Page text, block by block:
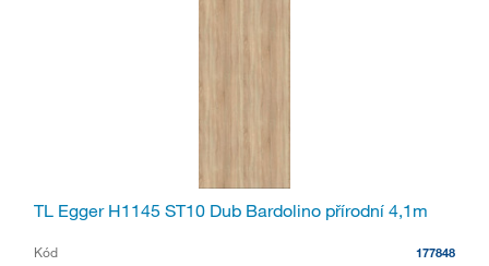
TL Egger H1145 ST10 Dub Bardolino přírodní 4,1m
Kód 177848